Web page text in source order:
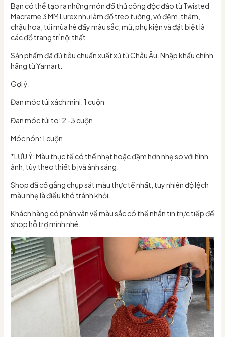
Bạn có thể tạo ra những món đồ thủ công độc đáo từ Twisted
Macrame 3 MM Lurex như làm đồ treo tường, vỏ đệm, thảm,
chậu hoa, túi mùa hè đầy màu sắc, mũ, phụ kiện và đặt biệt là
các đồ trang trí nội thất.
Sản phẩm đã đủ tiêu chuẩn xuất xứ từ Châu Âu. Nhập khẩu chính
hãng từ Yarnart.
Gợi ý:
Đan móc túi xách mini: 1 cuộn
Đan móc túi to: 2 -3 cuộn
Móc nón: 1 cuộn
*LƯU Ý: Màu thực tế có thể nhạt hoặc đậm hơn nhẹ so với hình
ảnh, tùy theo thiết bị và ánh sáng.
Shop đã cố gắng chụp sát màu thực tế nhất, tuy nhiên độ lệch
màu nhẹ là điều khó tránh khỏi.
Khách hàng có phân vân về màu sắc có thể nhắn tin trực tiếp để
shop hỗ trợ mình nhé.